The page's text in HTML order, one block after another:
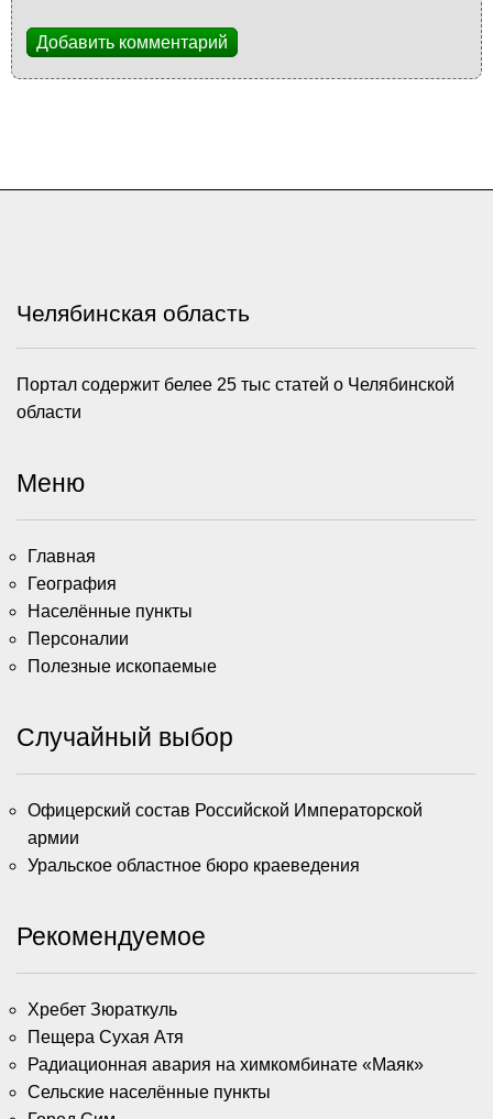
Добавить комментарий
Челябинская область
Портал содержит белее 25 тыс статей о Челябинской
области
Меню
Главная
География
Населённые пункты
Персоналии
Полезные ископаемые
Случайный выбор
Офицерский состав Российской Императорской
армии
Уральское областное бюро краеведения
Рекомендуемое
Хребет Зюраткуль
Пещера Сухая Атя
Радиационная авария на химкомбинате «Маяк»
Сельские населённые пункты